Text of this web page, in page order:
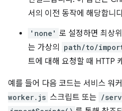
서의 이전 동작에 해당합니
'none' 로 설정하면 최상위
는 가상의
path/to/
트에 대해 요청할 때 HTTP
예를 들어 다음 코드는 서비스 워
worker.js 스크립트 또는 /